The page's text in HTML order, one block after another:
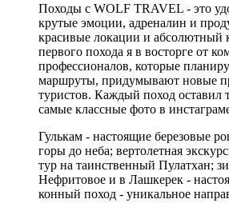
Походы с WOLF TRAVEL - это
крутые эмоции, адреналин и
красивые локации и абсолютный
первого похода я в восторге от
профессионалов, которые
маршруты, придумывают новые
туристов. Каждый поход оставил
самые классные фото в
Гулькам - настоящие березовые
горы до неба; вертолетная
тур на таинственный Пулатхан;
Нефритовое и в Лашкерек -
конный поход - уникальное